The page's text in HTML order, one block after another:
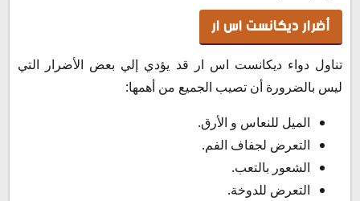
أضرار ديكانست اس ار
تناول دواء ديكانست اس ار قد يؤدي إلي بعض الأضرار التي
ليس بالضرورة أن تصيب الجميع من أهمها:
الميل للنعاس و الأرق.
التعرض لجفاف الفم.
الشعور بالتعب.
التعرض للدوخة.